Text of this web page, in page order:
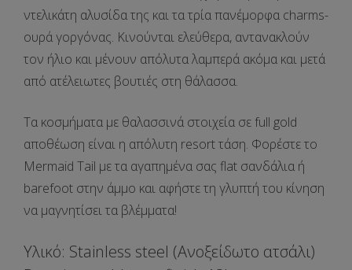
ντελικάτη αλυσίδα της και τα τρία πανέμορφα charms-
ουρά γοργόνας. Κινούνται ελεύθερα, αντανακλούν
τον ήλιο και μένουν απόλυτα λαμπερά ακόμα και μετά
από ατέλειωτες βουτιές στη θάλασσα.
Τα κοσμήματα με θαλασσινά στοιχεία σε full gold
αποθέωση είναι η απόλυτη resort τάση. Φορέστε το
Mermaid Tail με τα αγαπημένα σας flat σανδάλια ή
barefoot στην άμμο και αφήστε τη γλυπτή του κίνηση
να μαγνητίσει τα βλέμματα!
Υλικό: Stainless steel (Ανοξείδωτο ατσάλι)